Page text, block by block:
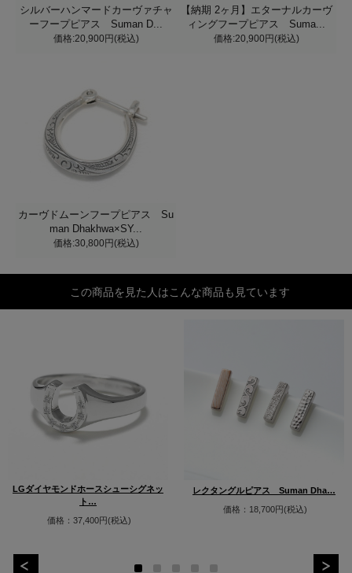
シルバーハンマードカーヴァチャ
ーフープピアス Suman D...
価格:20,900円(税込)
【納期 2ヶ月】エターナルカーヴ
ィングフープピアス Suma...
価格:20,900円(税込)
カーヴドムーンフープピアス Su
man Dhakhwa×SY...
価格:30,800円(税込)
この商品を見た人はこんな商品も見ています
LGダイヤモンドホースシューシグネッ
ト…
価格：37,400円(税込)
レクタングルピアス Suman Dha…
価格：18,700円(税込)